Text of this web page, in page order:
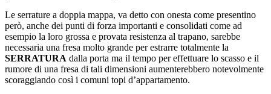
Le serrature a doppia mappa, va detto con onesta come presentino
però, anche dei punti di forza importanti e consolidati come ad
esempio la loro grossa e provata resistenza al trapano, sarebbe
necessaria una fresa molto grande per estrarre totalmente la
SERRATURA dalla porta ma il tempo per effettuare lo scasso e il
rumore di una fresa di tali dimensioni aumenterebbero notevolmente
scoraggiando così i comuni topi d’appartamento.